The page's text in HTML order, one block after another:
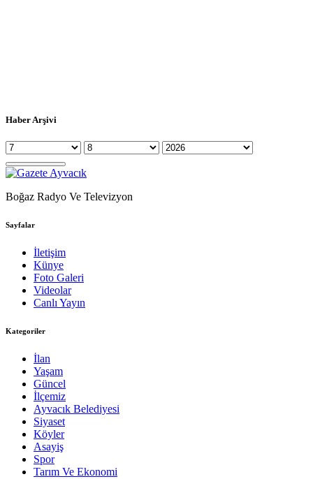
Haber Arşivi
Boğaz Radyo Ve Televizyon
Sayfalar
İletişim
Künye
Foto Galeri
Videolar
Canlı Yayın
Kategoriler
İlan
Yaşam
Güncel
İlçemiz
Ayvacık Belediyesi
Siyaset
Köyler
Asayiş
Spor
Tarım Ve Ekonomi